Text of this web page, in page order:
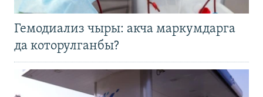
Гемодиализ чыры: акча маркумдарга
да которулганбы?